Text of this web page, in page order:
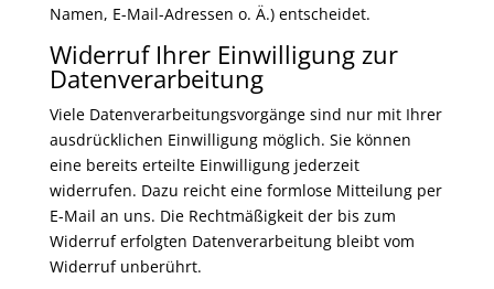
Namen, E-Mail-Adressen o. Ä.) entscheidet.
Widerruf Ihrer Einwilligung zur
Datenverarbeitung
Viele Datenverarbeitungsvorgänge sind nur mit Ihrer
ausdrücklichen Einwilligung möglich. Sie können
eine bereits erteilte Einwilligung jederzeit
widerrufen. Dazu reicht eine formlose Mitteilung per
E-Mail an uns. Die Rechtmäßigkeit der bis zum
Widerruf erfolgten Datenverarbeitung bleibt vom
Widerruf unberührt.